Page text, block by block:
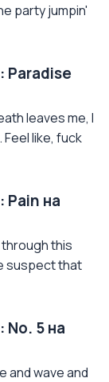
party jumpin'
Paradise
leaves me, I
like, fuck
Pain на
this
suspect that
5 на
and wave and